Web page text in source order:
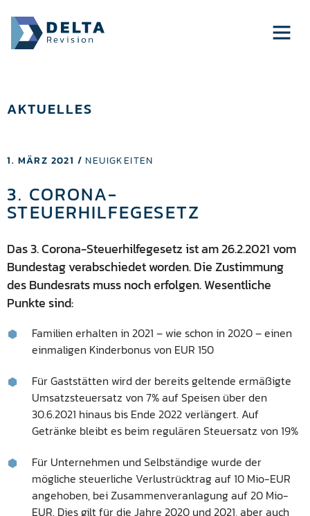
AKTUELLES
1. MÄRZ 2021 / NEUIGKEITEN
3. CORONA-
STEUERHILFEGESETZ
Das 3. Corona-Steuerhilfegesetz ist am 26.2.2021 vom
Bundestag verabschiedet worden. Die Zustimmung
des Bundesrats muss noch erfolgen. Wesentliche
Punkte sind:
Familien erhalten in 2021 – wie schon in 2020 – einen
einmaligen Kinderbonus von EUR 150
Für Gaststätten wird der bereits geltende ermäßigte
Umsatzsteuersatz von 7% auf Speisen über den
30.6.2021 hinaus bis Ende 2022 verlängert. Auf
Getränke bleibt es beim regulären Steuersatz von 19%
Für Unternehmen und Selbständige wurde der
mögliche steuerliche Verlustrücktrag auf 10 Mio-EUR
angehoben, bei Zusammenveranlagung auf 20 Mio-
EUR. Dies gilt für die Jahre 2020 und 2021, aber auch